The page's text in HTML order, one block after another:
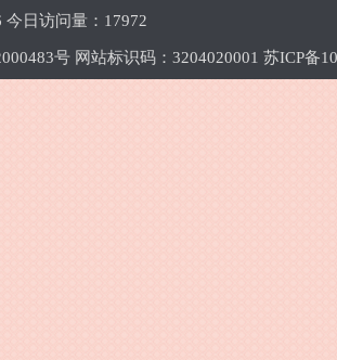
今日访问量： 17972
号 网站标识码：3204020001 苏ICP备